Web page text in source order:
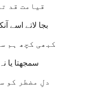
قیامت قد
بجا لاتے اسے
کبھی کچھ ہم
سمجھتا یا
دلِ مضطر کو